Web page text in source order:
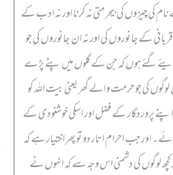
نام کی چیزوں کی بیحرمتی نہ کرنا اور نہ ادب کے
قربانی کے جانوروں کی اور نہ ان جانوروں کی جو
دیئے گئے ہوں کہ جن کے گلوں میں پٹے پڑے
کی جو حرمت والے گھر یعنی بیت اللہ کو
پروردگار کے فضل اور اسکی خوشنودی کے
اور جب احرام اتار دو تو پھر اختیار ہے کہ
کچھ لوگوں کی دشمنی اس وجہ سے کہ انہوں نے